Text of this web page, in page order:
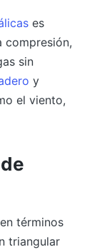
es
compresión,
sin
y
el viento,
términos
triangular